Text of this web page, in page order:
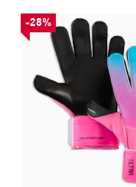
-28%